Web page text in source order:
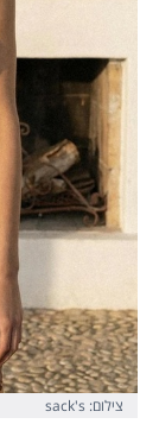
צילום: sack's